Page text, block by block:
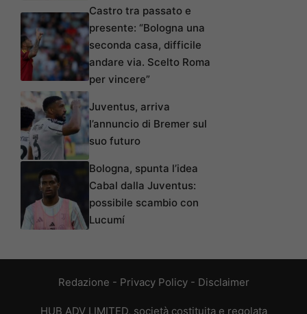
Castro tra passato e
presente: “Bologna una
seconda casa, difficile
andare via. Scelto Roma
per vincere”
Juventus, arriva
l’annuncio di Bremer sul
suo futuro
Bologna, spunta l’idea
Cabal dalla Juventus:
possibile scambio con
Lucumí
Redazione - Privacy Policy- Disclaimer
HUB ADV LIMITED, società costituita e regolata